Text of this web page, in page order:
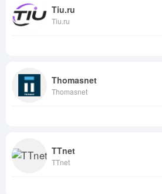
Tiu.ru
Tiu.ru
Thomasnet
Thomasnet
TTnet
TTnet